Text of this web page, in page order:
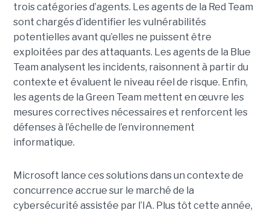
trois catégories d’agents. Les agents de la Red Team
sont chargés d’identifier les vulnérabilités
potentielles avant qu’elles ne puissent être
exploitées par des attaquants. Les agents de la Blue
Team analysent les incidents, raisonnent à partir du
contexte et évaluent le niveau réel de risque. Enfin,
les agents de la Green Team mettent en œuvre les
mesures correctives nécessaires et renforcent les
défenses à l’échelle de l’environnement
informatique.
Microsoft lance ces solutions dans un contexte de
concurrence accrue sur le marché de la
cybersécurité assistée par l’IA. Plus tôt cette année,